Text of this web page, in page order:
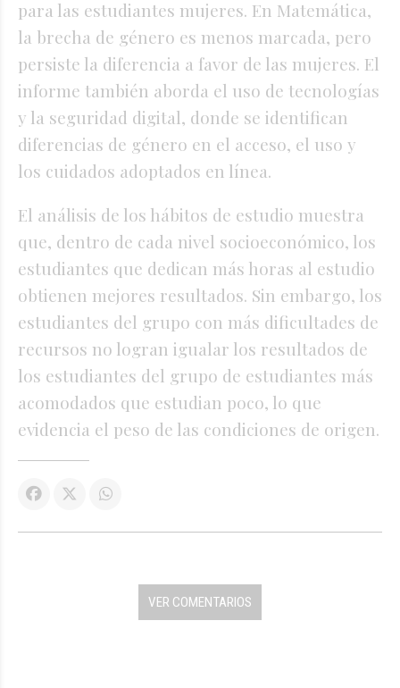
para las estudiantes mujeres. En Matemática,
la brecha de género es menos marcada, pero
persiste la diferencia a favor de las mujeres. El
informe también aborda el uso de tecnologías
y la seguridad digital, donde se identifican
diferencias de género en el acceso, el uso y
los cuidados adoptados en línea.
El análisis de los hábitos de estudio muestra
que, dentro de cada nivel socioeconómico, los
estudiantes que dedican más horas al estudio
obtienen mejores resultados. Sin embargo, los
estudiantes del grupo con más dificultades de
recursos no logran igualar los resultados de
los estudiantes del grupo de estudiantes más
acomodados que estudian poco, lo que
evidencia el peso de las condiciones de origen.
VER COMENTARIOS